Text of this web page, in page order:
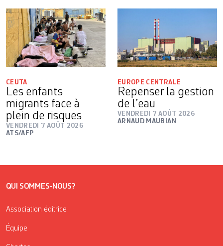
CEUTA
Les enfants
migrants face à
plein de risques
VENDREDI 7 AOÛT 2026
ATS/AFP
EUROPE CENTRALE
Repenser la gestion
de l’eau
VENDREDI 7 AOÛT 2026
ARNAUD MAUBIAN
QUI SOMMES-NOUS?
Association éditrice
Équipe